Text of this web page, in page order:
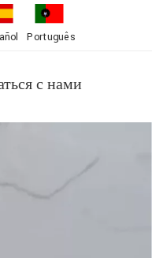
Português
с нами